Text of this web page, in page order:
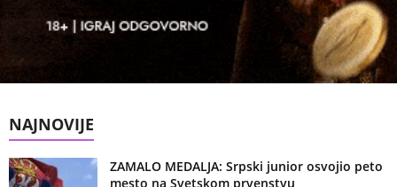
NAJNOVIJE
ZAMALO MEDALJA: Srpski junior osvojio peto
mesto na Svetskom prvenstvu